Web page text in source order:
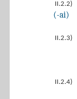
II.2.2)
(-ai)
II.2.3)
II.2.4)